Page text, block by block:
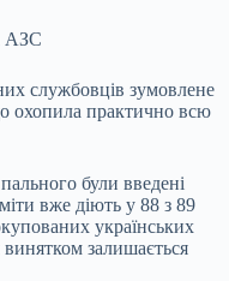
АЗС
службовців зумовлене
охопила практично всю
були введені
вже діють у 88 з 89
українських
залишається